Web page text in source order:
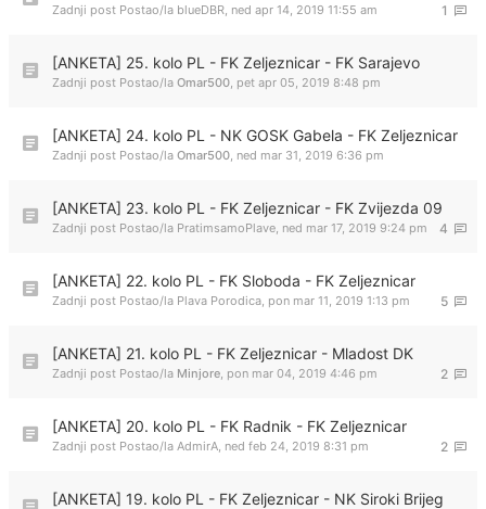
1
Zadnji post Postao/la blueDBR, ned apr 14, 2019 11:55 am
[ANKETA] 25. kolo PL - FK Zeljeznicar - FK Sarajevo
Zadnji post Postao/la Omar500, pet apr 05, 2019 8:48 pm
[ANKETA] 24. kolo PL - NK GOSK Gabela - FK Zeljeznicar
Zadnji post Postao/la Omar500, ned mar 31, 2019 6:36 pm
[ANKETA] 23. kolo PL - FK Zeljeznicar - FK Zvijezda 09
4
Zadnji post Postao/la PratimsamoPlave, ned mar 17, 2019 9:24 pm
[ANKETA] 22. kolo PL - FK Sloboda - FK Zeljeznicar
5
Zadnji post Postao/la Plava Porodica, pon mar 11, 2019 1:13 pm
[ANKETA] 21. kolo PL - FK Zeljeznicar - Mladost DK
2
Zadnji post Postao/la Minjore, pon mar 04, 2019 4:46 pm
[ANKETA] 20. kolo PL - FK Radnik - FK Zeljeznicar
2
Zadnji post Postao/la AdmirA, ned feb 24, 2019 8:31 pm
[ANKETA] 19. kolo PL - FK Zeljeznicar - NK Siroki Brijeg